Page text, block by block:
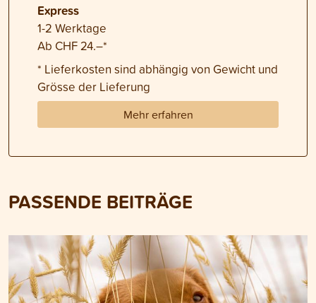
Express
1-2 Werktage
Ab CHF 24.–*
* Lieferkosten sind abhängig von Gewicht und
Grösse der Lieferung
Mehr erfahren
PASSENDE BEITRÄGE